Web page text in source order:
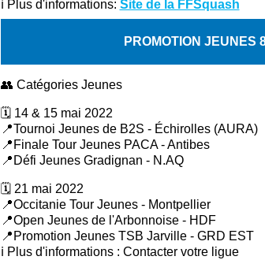
ℹ️ Plus d'informations: Site de la FFSquash
PROMOTION JEUNES
👥 Catégories Jeunes
🗓 14 & 15 mai 2022
📍Tournoi Jeunes de B2S - Échirolles (AURA)
📍Finale Tour Jeunes PACA - Antibes
📍Défi Jeunes Gradignan - N.AQ
🗓 21 mai 2022
📍Occitanie Tour Jeunes - Montpellier
📍Open Jeunes de l'Arbonnoise - HDF
📍Promotion Jeunes TSB Jarville - GRD EST
ℹ️ Plus d'informations : Contacter votre ligue